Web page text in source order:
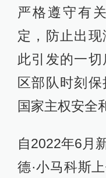
严格遵守有
定，防止出
此引发的一
区部队时刻
国家主权安全
自2022年6月
德·小马科斯